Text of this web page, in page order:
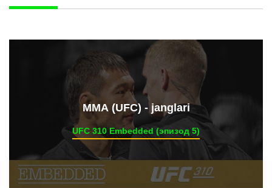
ММА (UFC) - janglari
UFC 310 Embedded (эпизод 5)